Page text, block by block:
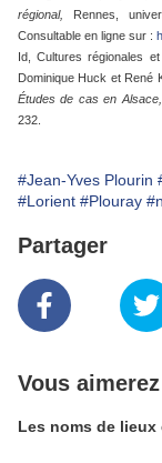
régional, Rennes,
Consultable en ligne sur :
Id, Cultures régionales
Dominique Huck et René
Études de cas en
232.
#Jean-Yves Plourin
#Lorient #Plouray
Partager
Vous
Les noms de